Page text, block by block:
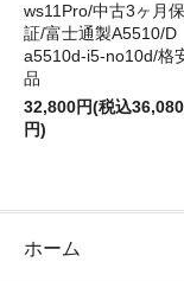
ws11Pro/中古3ヶ月保
証/富士通製A5510/D
a5510d-i5-no10d/格
品
32,800円(税込36,080
円)
ホーム